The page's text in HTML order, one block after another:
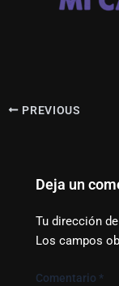
PREVIOUS
Deja un
Tu dirección
Los campos
Comentario*